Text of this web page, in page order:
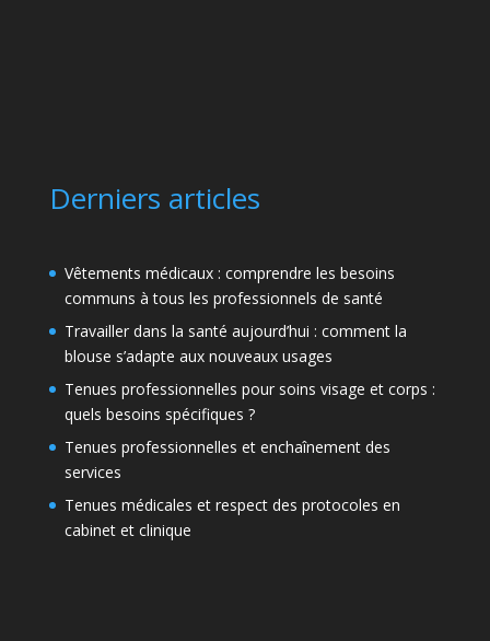
Derniers articles
Vêtements médicaux : comprendre les besoins
communs à tous les professionnels de santé
Travailler dans la santé aujourd’hui : comment la
blouse s’adapte aux nouveaux usages
Tenues professionnelles pour soins visage et corps :
quels besoins spécifiques ?
Tenues professionnelles et enchaînement des
services
Tenues médicales et respect des protocoles en
cabinet et clinique